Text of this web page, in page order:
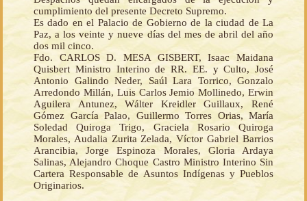
cumplimiento del presente Decreto Supremo.
Es dado en el Palacio de Gobierno de la ciudad de La
Paz, a los veinte y nueve días del mes de abril del año
dos mil cinco.
Fdo. CARLOS D. MESA GISBERT, Isaac Maidana
Quisbert Ministro Interino de RR. EE. y Culto, José
Antonio Galindo Neder, Saúl Lara Torrico, Gonzalo
Arredondo Millán, Luis Carlos Jemio Mollinedo, Erwin
Aguilera Antunez, Wálter Kreidler Guillaux, René
Gómez García Palao, Guillermo Torres Orias, María
Soledad Quiroga Trigo, Graciela Rosario Quiroga
Morales, Audalia Zurita Zelada, Víctor Gabriel Barrios
Arancibia, Jorge Espinoza Morales, Gloria Ardaya
Salinas, Alejandro Choque Castro Ministro Interino Sin
Cartera Responsable de Asuntos Indígenas y Pueblos
Originarios.